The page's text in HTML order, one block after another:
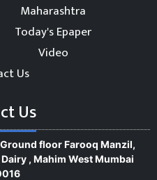
Maharashtra
Today's Epaper
Video
Us
Us
floor Farooq Manzil,
, Mahim West Mumbai